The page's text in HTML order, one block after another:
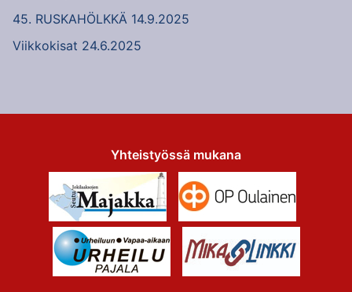
45. RUSKAHÖLKKÄ 14.9.2025
Viikkokisat 24.6.2025
Yhteistyössä mukana